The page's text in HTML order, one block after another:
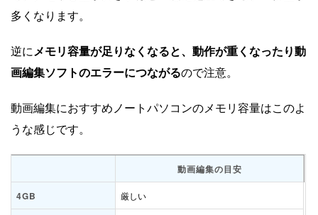
多くなります。
逆に メモリ容量が足りなくなると、動作が重くなったり動
画編集ソフトのエラーにつながるので注意。
動画編集におすすめノートパソコンのメモリ容量はこのよ
うな感じです。
動画編集の目安
4GB 厳しい